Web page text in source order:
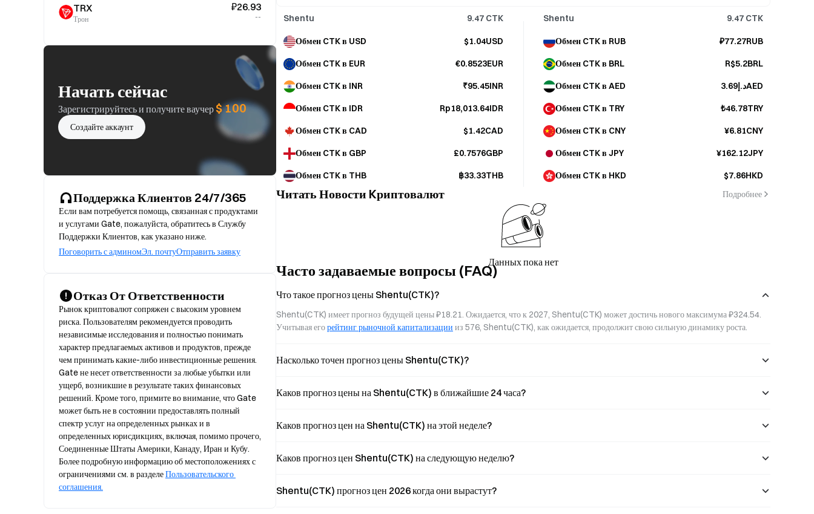
TRX
Трон
₽26.93
--
Начать сейчас
Зарегистрируйтесь и получите ваучер$ 100
Создайте аккаунт
Поддержка Клиентов 24/7/365
Если вам потребуется помощь, связанная с продуктами
и услугами Gate, пожалуйста, обратитесь в Службу
Поддержки Клиентов, как указано ниже.
Поговорить с админомЭл. почтуОтправить заявку
Отказ От Ответственности
Рынок криптовалют сопряжен с высоким уровнем
риска. Пользователям рекомендуется проводить
независимые исследования и полностью понимать
характер предлагаемых активов и продуктов, прежде
чем принимать какие-либо инвестиционные решения.
Gate не несет ответственности за любые убытки или
ущерб, возникшие в результате таких финансовых
решений. Кроме того, примите во внимание, что Gate
может быть не в состоянии предоставлять полный
спектр услуг на определенных рынках и в
определенных юрисдикциях, включая, помимо прочего,
Соединенные Штаты Америки, Канаду, Иран и Кубу.
Более подробную информацию об местоположениях с
ограничениями см. в разделе Пользовательского
соглашения.
Shentu 9.47 CTK
Обмен CTK в USD $1.04USD
Обмен CTK в EUR €0.8523EUR
Обмен CTK в INR ₹95.45INR
Обмен CTK в IDR Rp18,013.64IDR
Обмен CTK в CAD $1.42CAD
Обмен CTK в GBP £0.7576GBP
Обмен CTK в THB ฿33.33THB
Shentu 9.47 CTK
Обмен CTK в RUB ₽77.27RUB
Обмен CTK в BRL R$5.2BRL
Обмен CTK в AED د.إ3.69AED
Обмен CTK в TRY ₺46.78TRY
Обмен CTK в CNY ¥6.81CNY
Обмен CTK в JPY ¥162.12JPY
Обмен CTK в HKD $7.86HKD
Читать Новости Kриптовалют Подробнее
Данных пока нет
Часто задаваемые вопросы (FAQ)
Что такое прогноз цены Shentu(CTK)?
Shentu(CTK) имеет прогноз будущей цены ₽18.21. Ожидается, что к 2027, Shentu(CTK) может достичь нового максимума ₽324.54.
Учитывая его рейтинг рыночной капитализации из 576, Shentu(CTK), как ожидается, продолжит свою сильную динамику роста.
Насколько точен прогноз цены Shentu(CTK)?
Каков прогноз цены на Shentu(CTK) в ближайшие 24 часа?
Каков прогноз цен на Shentu(CTK) на этой неделе?
Каков прогноз цен Shentu(CTK) на следующую неделю?
Shentu(CTK) прогноз цен 2026 когда они вырастут?